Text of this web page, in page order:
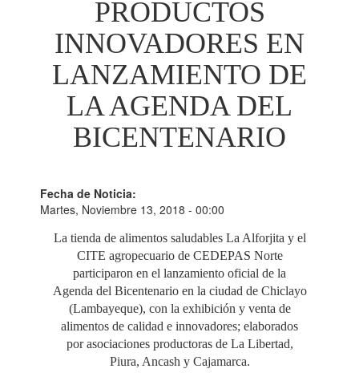
PRODUCTOS
INNOVADORES EN
LANZAMIENTO DE
LA AGENDA DEL
BICENTENARIO
Fecha de Noticia:
Martes, Noviembre 13, 2018 - 00:00
La tienda de alimentos saludables La Alforjita y el
CITE agropecuario de CEDEPAS Norte
participaron en el lanzamiento oficial de la
Agenda del Bicentenario en la ciudad de Chiclayo
(Lambayeque), con la exhibición y venta de
alimentos de calidad e innovadores; elaborados
por asociaciones productoras de La Libertad,
Piura, Ancash y Cajamarca.